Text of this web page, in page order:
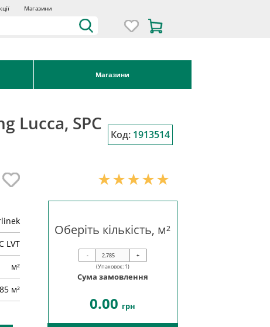
Магазини
Магазини
Lucca, SPC
Код: 1913514
LVT
м²
м²
Оберіть кількість, м²
-
+
(Упаковок: 1)
Сума замовлення
0.00 грн